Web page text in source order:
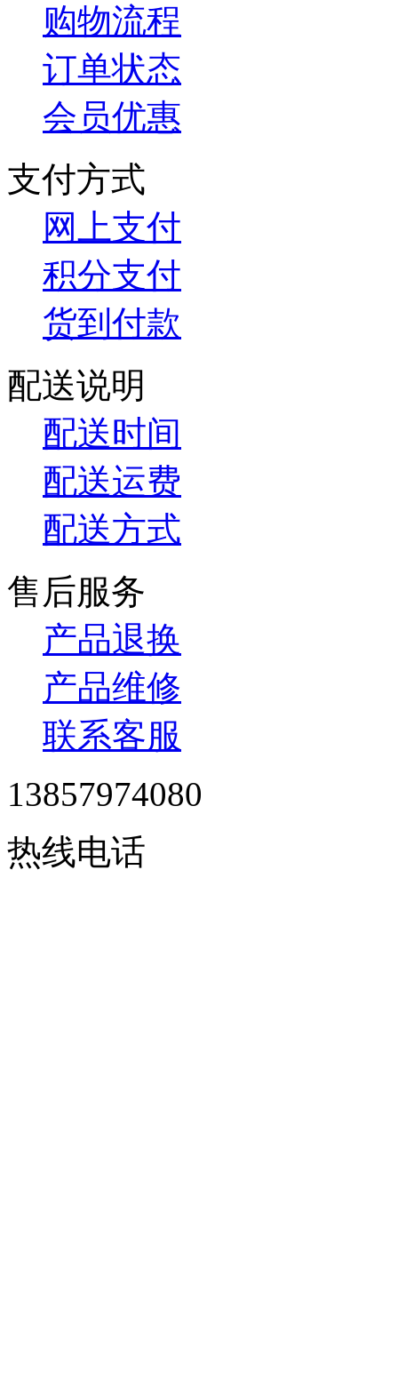
购物流程
订单状态
会员优惠
支付方式
网上支付
积分支付
货到付款
配送说明
配送时间
配送运费
配送方式
售后服务
产品退换
产品维修
联系客服
13857974080
热线电话